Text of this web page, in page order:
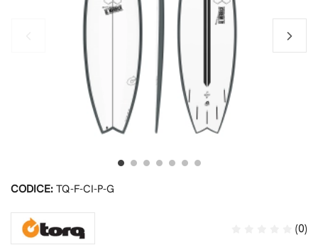
CODICE: TQ-F-CI-P-G
(0)